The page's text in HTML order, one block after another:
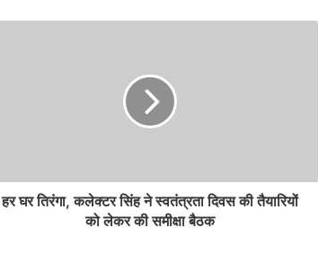
हर घर तिरंगा, कलेक्टर सिंह ने स्वतंत्रता दिवस की तैयारियों
को लेकर की समीक्षा बैठक